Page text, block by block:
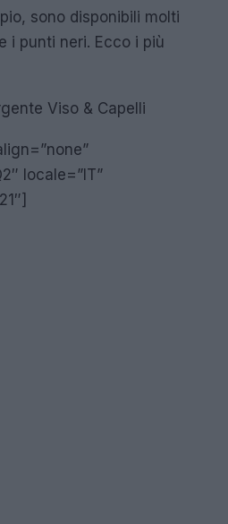
sono disponibili molti
i punti neri. Ecco i più
Viso & Capelli
locale=”IT”